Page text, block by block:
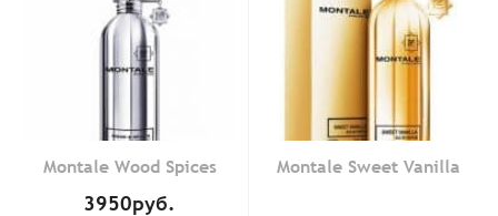
Montale Wood Spices
3950руб.
Montale Sweet Vanilla